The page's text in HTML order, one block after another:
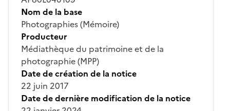
Nom de la base
Photographies (Mémoire)
Producteur
Médiathèque du patrimoine et de la
photographie (MPP)
Date de création de la notice
22 juin 2017
Date de dernière modification de la notice